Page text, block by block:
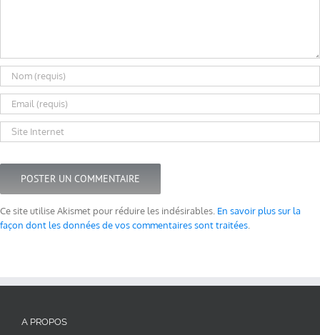
Ce site utilise Akismet pour réduire les indésirables. En savoir plus sur la
façon dont les données de vos commentaires sont traitées
A PROPOS